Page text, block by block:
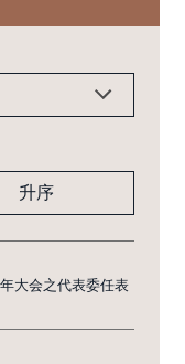
升序
大会之代表委任表